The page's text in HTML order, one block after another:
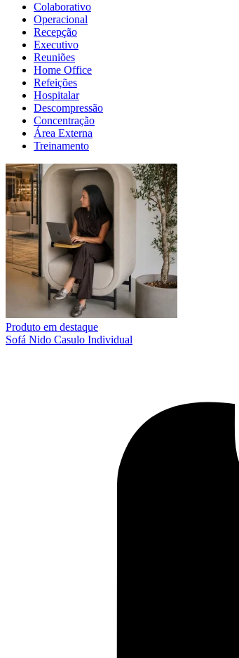
Colaborativo
Operacional
Recepção
Executivo
Reuniões
Home Office
Refeições
Hospitalar
Descompressão
Concentração
Área Externa
Treinamento
Produto em destaque
Sofá Nido Casulo Individual